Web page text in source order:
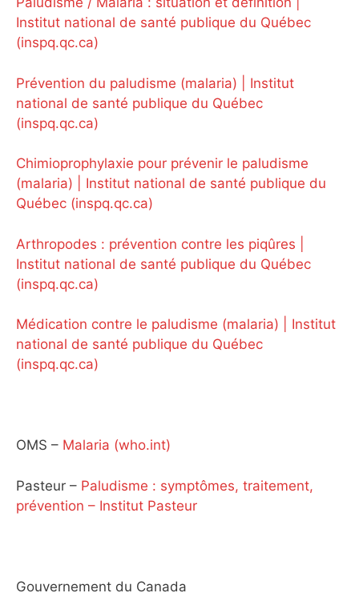
Institut national de santé publique du Québec
(inspq.qc.ca)
Prévention du paludisme (malaria) | Institut
national de santé publique du Québec
(inspq.qc.ca)
Chimioprophylaxie pour prévenir le paludisme
(malaria) | Institut national de santé publique du
Québec (inspq.qc.ca)
Arthropodes : prévention contre les piqûres |
Institut national de santé publique du Québec
(inspq.qc.ca)
Médication contre le paludisme (malaria) | Institut
national de santé publique du Québec
(inspq.qc.ca)
OMS – Malaria (who.int)
Pasteur – Paludisme : symptômes, traitement,
prévention – Institut Pasteur
Gouvernement du Canada